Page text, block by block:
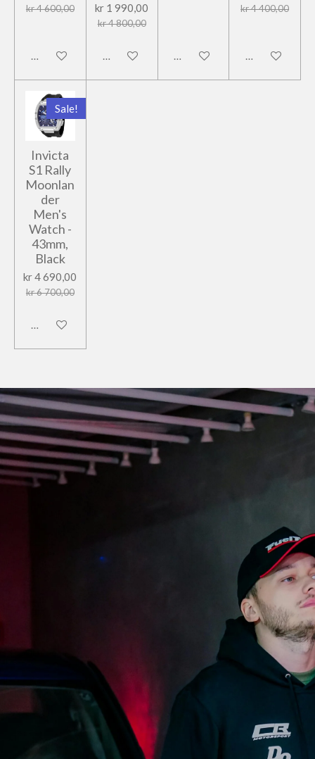
kr 4 600,00
Legg til handlevogn
kr 1 990,00
kr 4 800,00
Legg til handlevognLegg til handlevogn
kr 4 400,00
Legg til
Sale!
Invicta
S1 Rally
Moonlan
der
Men's
Watch -
43mm,
Black
kr 4 690,00
kr 6 700,00
Legg til handlevogn